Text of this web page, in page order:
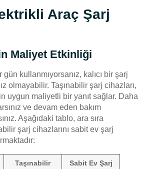
Araç Şarj
Maliyet Etkinliği
gün kullanmıyorsanız, kalıcı bir şarj
olmayabilir. Taşınabilir şarj cihazları,
uygun maliyetli bir yanıt sağlar. Daha
ve devam eden bakım
Aşağıdaki tablo, ara sıra
şarj cihazlarını sabit ev şarj
Taşınabilir
Sabit Ev Şarj